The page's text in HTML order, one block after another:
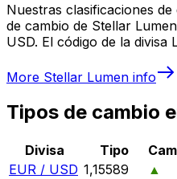
Nuestras clasificaciones
de cambio de Stellar
USD. El código de la divisa
More Stellar Lumen info
Tipos de cambio
Divisa Tipo
EUR / USD 1,15589
▲